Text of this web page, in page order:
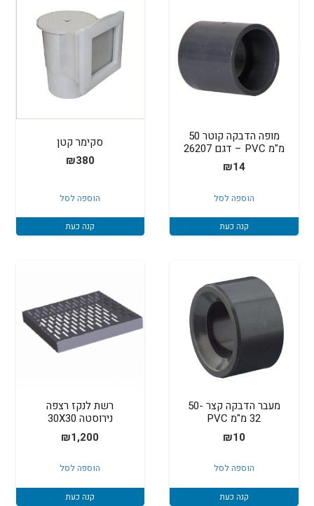
מופה הדבקה קוטר 50
מ"מ PVC – דגם 26207
₪14
הוספה לסל
קנה כעת
סקימר קטן
₪380
הוספה לסל
קנה כעת
מעבר הדבקה קצר 50-
32 מ"מ PVC
₪10
הוספה לסל
קנה כעת
רשת לנקז רצפה
נירוסטה 30X30
₪1,200
הוספה לסל
קנה כעת